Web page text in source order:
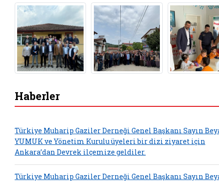
Haberler
Türkiye Muharip Gaziler Derneği Genel Başkanı Sayın
YUMUK ve Yönetim Kurulu üyeleri bir dizi ziyaret için
Ankara’dan Devrek ilçemize geldiler.
Türkiye Muharip Gaziler Derneği Genel Başkanı Sayın